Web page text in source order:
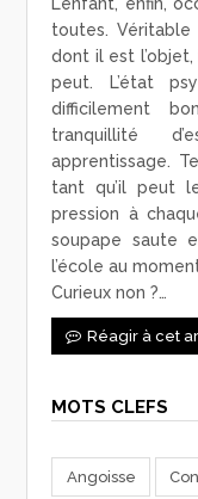
toutes.
dont il est
peut. L’état
difficilement
tranquillité
apprentissage.
tant qu’il peut
pression à
soupape saute
l’école au
Curieux non ?…
Réagir à cet
MOTS CLEFS
Angoisse